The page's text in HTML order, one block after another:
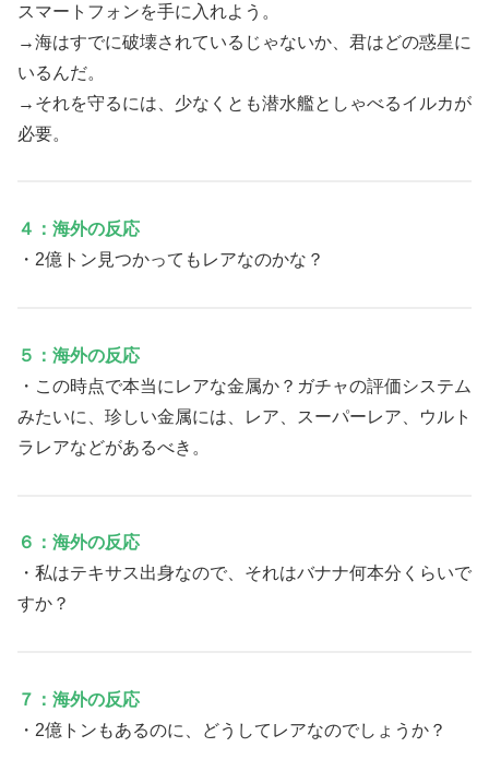
スマートフォンを手に入れよう。
→海はすでに破壊されているじゃないか、君はどの惑星に
いるんだ。
→それを守るには、少なくとも潜水艦としゃべるイルカが
必要。
４：海外の反応
・2億トン見つかってもレアなのかな？
５：海外の反応
・この時点で本当にレアな金属か？ガチャの評価システム
みたいに、珍しい金属には、レア、スーパーレア、ウルト
ラレアなどがあるべき。
６：海外の反応
・私はテキサス出身なので、それはバナナ何本分くらいで
すか？
７：海外の反応
・2億トンもあるのに、どうしてレアなのでしょうか？